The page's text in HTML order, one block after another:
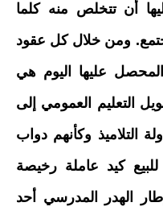
أن تتخلص منه كلما
ومن خلال كل عقود
عليها اليوم هي
التعليم العمومي إلى
التلاميذ وكأنهم دواب
كيد عاملة رخيصة
الهدر المدرسي أحد